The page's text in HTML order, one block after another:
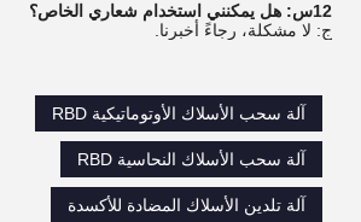
12س: هل يمكنني استخدام شعاري الخاص؟
ج: لا مشكلة، رجاءً أخبرنا.
آلة سحب الأسلاك الأوتوماتيكية RBD
آلة سحب الأسلاك النحاسية RBD
آلة تلدين الأسلاك المضادة للأكسدة